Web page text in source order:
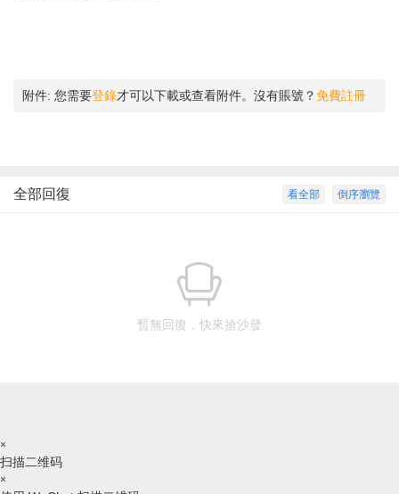
附件: 您需要登錄才可以下載或查看附件。沒有賬號？免費註冊
倒序瀏覽
看全部
全部回復
暫無回復，快來搶沙發
×
扫描二维码
×